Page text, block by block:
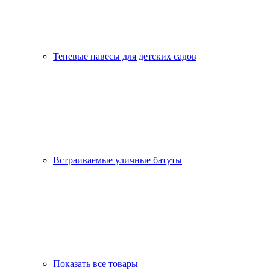
Теневые навесы для детских садов
Встраиваемые уличные батуты
Показать все товары